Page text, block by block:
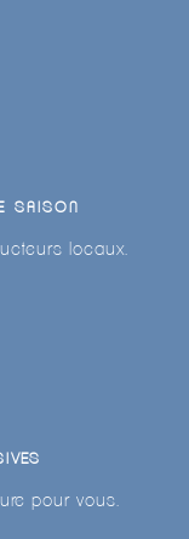
SAISON
locaux.
pour vous.